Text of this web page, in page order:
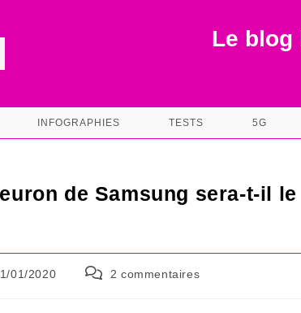
RECHERCHE
Le blog
INFOGRAPHIES TESTS 5G
de Samsung sera-t-il
01/2020
Commentaires
2 commentaires